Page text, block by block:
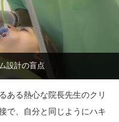
設計の盲点
ある熱心な院長先生のクリ
で、自分と同じようにハキ